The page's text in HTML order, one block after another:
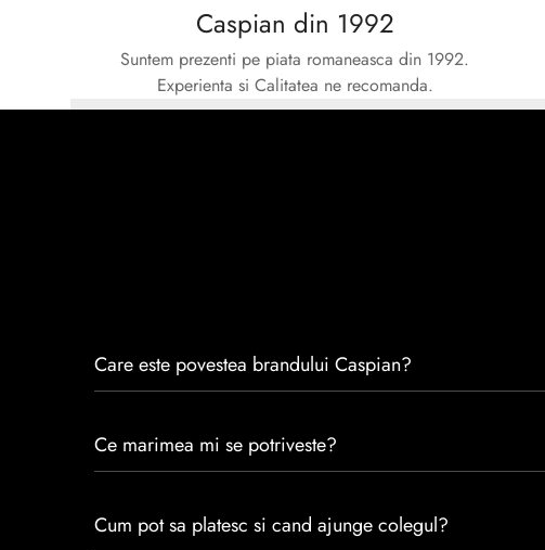
Caspian din 1992
Suntem prezenti pe piata romaneasca din 1992.
Experienta si Calitatea ne recomanda.
Care este povestea brandului Caspian?
satisfacția clienților.Fiecare pereche de încălțăminte
Ce marimea mi se potriveste?
Cum pot sa platesc si cand ajunge colegul?